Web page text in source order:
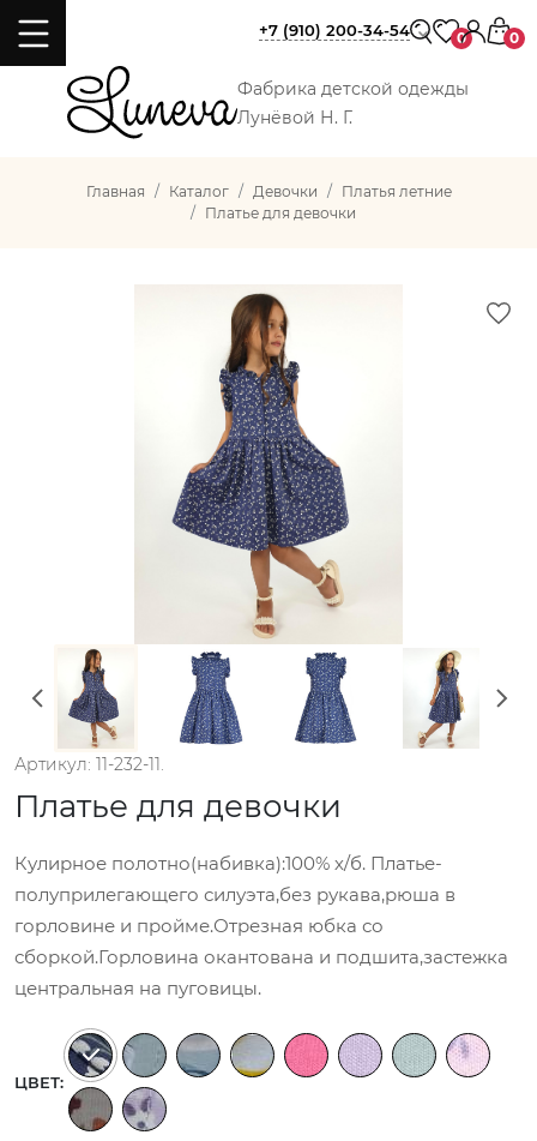
Фабрика детской одежды
Лунёвой Н. Г.
+7 (910) 200-34-54 0 0
Главная Каталог Девочки
Платья летние
Платье для девочки
Артикул: 11-232-11.
Платье для девочки
Кулирное полотно(набивка):100% х/б. Платье-
полуприлегающего силуэта,без рукава,рюша в
горловине и пройме.Отрезная юбка со
сборкой.Горловина окантована и подшита,застежка
центральная на пуговицы.
ЦВЕТ: